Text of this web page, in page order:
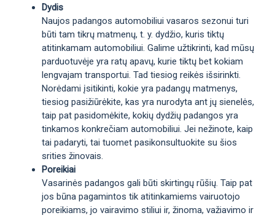
Dydis
Naujos padangos automobiliui vasaros sezonui turi
būti tam tikrų matmenų, t. y. dydžio, kuris tiktų
atitinkamam automobiliui. Galime užtikrinti, kad mūsų
parduotuvėje yra ratų apavų, kurie tiktų bet kokiam
lengvajam transportui. Tad tiesiog reikės išsirinkti.
Norėdami įsitikinti, kokie yra padangų matmenys,
tiesiog pasižiūrėkite, kas yra nurodyta ant jų sienelės,
taip pat pasidomėkite, kokių dydžių padangos yra
tinkamos konkrečiam automobiliui. Jei nežinote, kaip
tai padaryti, tai tuomet pasikonsultuokite su šios
srities žinovais.
Poreikiai
Vasarinės padangos gali būti skirtingų rūšių. Taip pat
jos būna pagamintos tik atitinkamiems vairuotojo
poreikiams, jo vairavimo stiliui ir, žinoma, važiavimo ir